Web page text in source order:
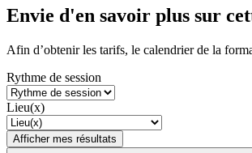
Envie d'en savoir plus sur
Afin d’obtenir les tarifs, le calendrier de la
Rythme de session
Lieu(x)
Afficher mes résultats